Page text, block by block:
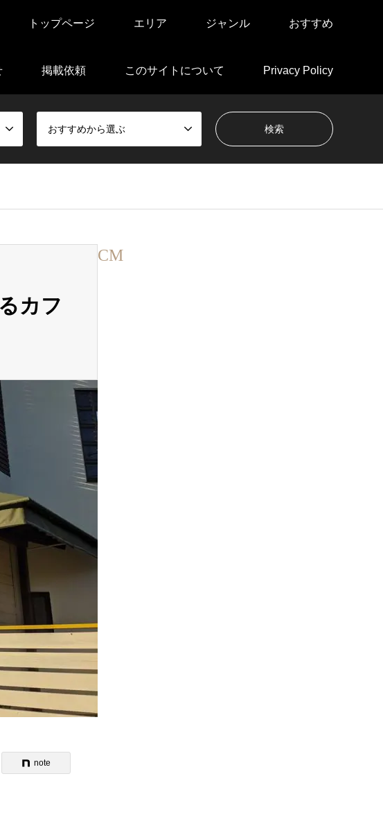
トップページ エリア ジャンル おすすめ
掲載依頼 このサイトについて Privacy Policy
おすすめから選ぶ
カフ
note
CM